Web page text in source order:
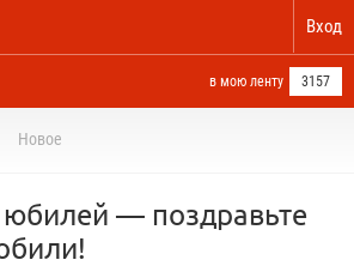
Вход
в мою ленту 3157
Новое
юбилей — поздравьте